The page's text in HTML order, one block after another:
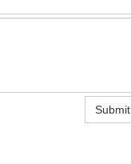
Submit